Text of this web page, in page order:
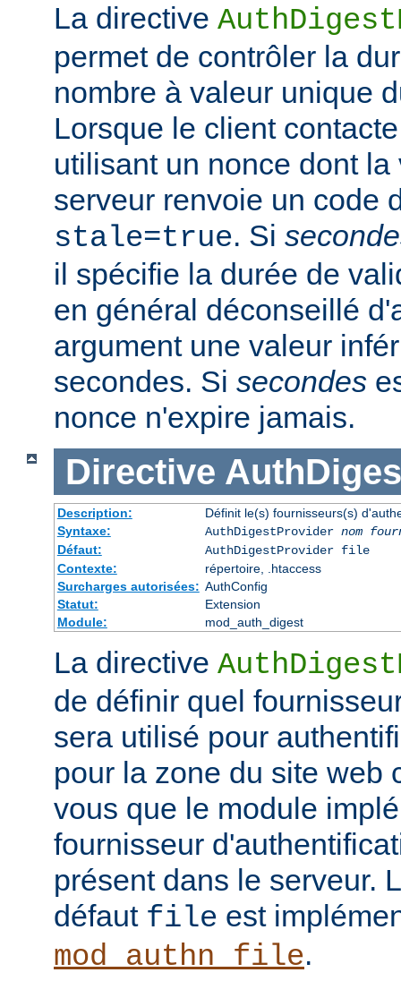
La directive
permet de contrôler la
nombre à valeur unique
Lorsque le client
utilisant un nonce dont
serveur renvoie un code
stale=true. Si
il spécifie la durée de
en général déconseillé
argument une valeur
secondes. Si secondes
nonce n'expire jamais.
Directive
Description:
Définit le(s) fournisseurs(s)
Syntaxe:
AuthDigestProvider nom
Défaut:
AuthDigestProvider file
Contexte:
répertoire, .htaccess
Surcharges autorisées: AuthConfig
Statut:
Extension
Module:
mod_auth_digest
La directive
de définir quel
sera utilisé pour
pour la zone du site web
vous que le module
fournisseur
présent dans le serveur.
défaut file est
mod_authn_file.